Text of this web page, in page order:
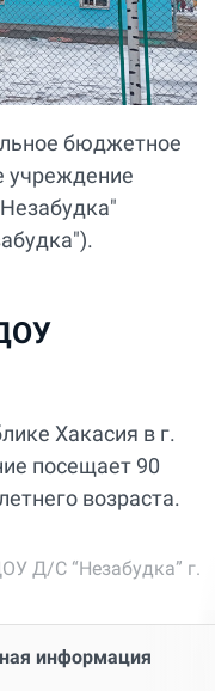
бюджетное
учреждение
Хакасия в г.
посещает 90
возраста.
Д/С “Незабудка” г.
информация